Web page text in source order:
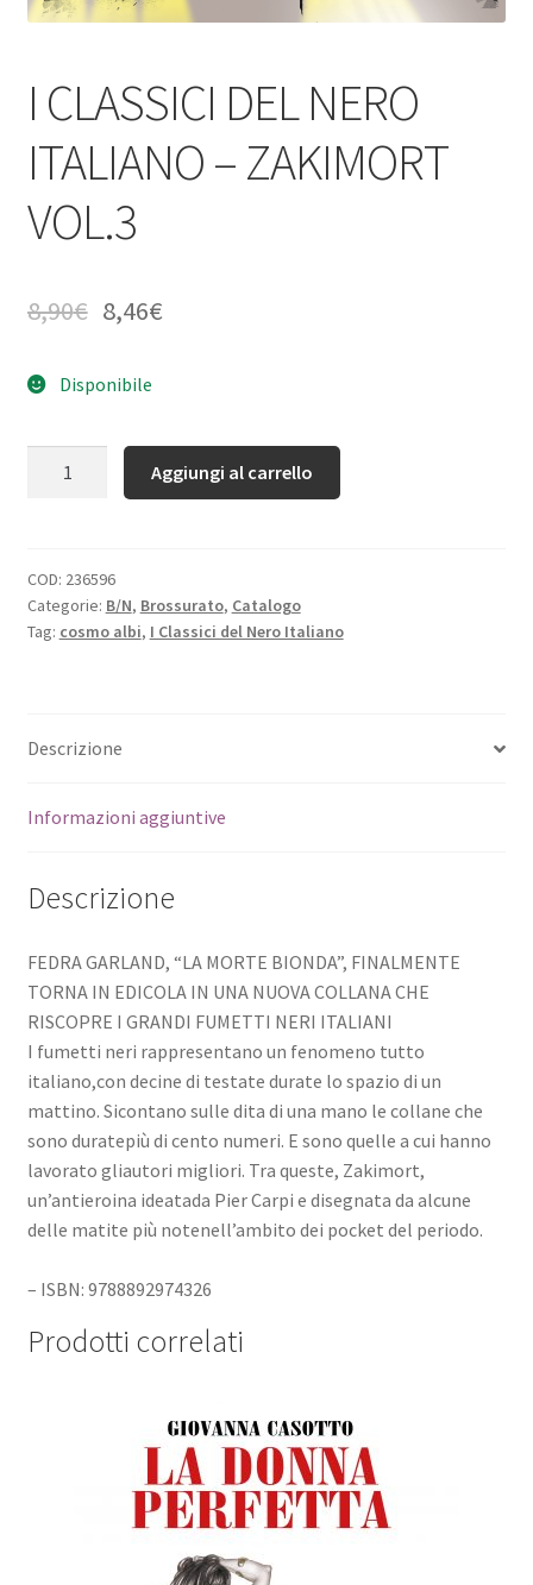
I CLASSICI DEL NERO
ITALIANO – ZAKIMORT
VOL.3
8,90€ 8,46€
Disponibile
Aggiungi al carrello
COD: 236596
Categorie: B/N, Brossurato, Catalogo
Tag: cosmo albi, I Classici del Nero Italiano
Descrizione
Informazioni aggiuntive
Descrizione
FEDRA GARLAND, “LA MORTE BIONDA”, FINALMENTE
TORNA IN EDICOLA IN UNA NUOVA COLLANA CHE
RISCOPRE I GRANDI FUMETTI NERI ITALIANI
I fumetti neri rappresentano un fenomeno tutto
italiano,con decine di testate durate lo spazio di un
mattino. Sicontano sulle dita di una mano le collane che
sono duratepiù di cento numeri. E sono quelle a cui hanno
lavorato gliautori migliori. Tra queste, Zakimort,
un’antieroina ideatada Pier Carpi e disegnata da alcune
delle matite più notenell’ambito dei pocket del periodo.
– ISBN: 9788892974326
Prodotti correlati